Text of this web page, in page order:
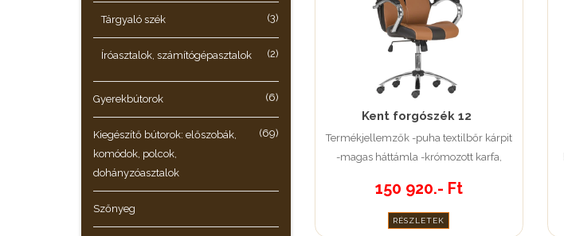
Kent forgószék 12
Termékjellemzők -puha textilbőr kárpit
-magas háttámla -krómozott karfa,
150 920.- Ft
RÉSZLETEK
Tárgyaló szék (3)
Íróasztalok, számítógépasztalok (2)
Gyerekbútorok (6)
Kiegészítő bútorok: előszobák,
komódok, polcok,
dohányzóasztalok
(69)
Szőnyeg